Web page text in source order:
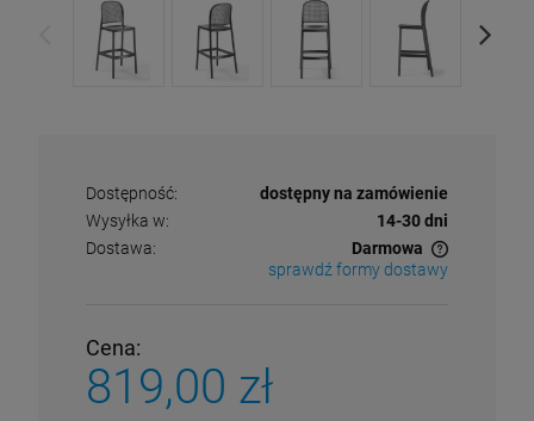
Dostępność:
dostępny na zamówienie
Wysyłka w:
14-30 dni
Dostawa:
Darmowa
Cena nie zawiera ewentualnych kosztów płatności
sprawdź formy dostawy
Cena:
819,00 zł